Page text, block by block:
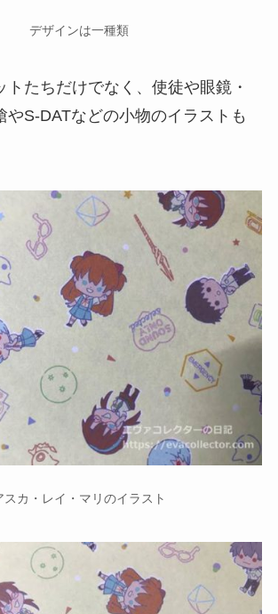
デザインは一種類
トたちだけでなく、使徒や眼鏡・
やS-DATなどの小物のイラストも
スカ・レイ・マリのイラスト